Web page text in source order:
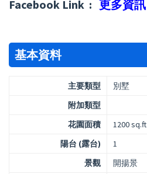
Facebook Link : 更多資訊
基本資料
主要類型
別墅
附加類型
花園面積
1200 sq.ft
陽台 (露台)
1
景觀
開揚景